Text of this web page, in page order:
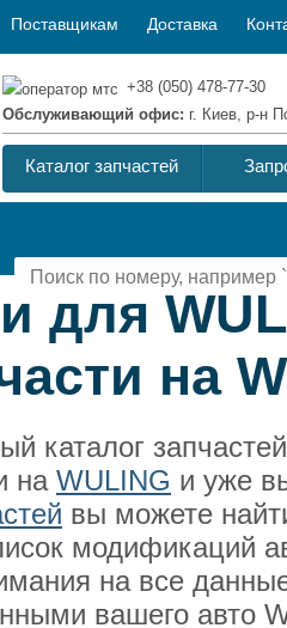
Поставщикам Доставка
+38 (050) 478-77-30
Обслуживающий офис: г. Киев, р-н
Каталог запчастей
для
на
каталог
на WULING и уже
вы можете
модификаций
на все
вашего авто